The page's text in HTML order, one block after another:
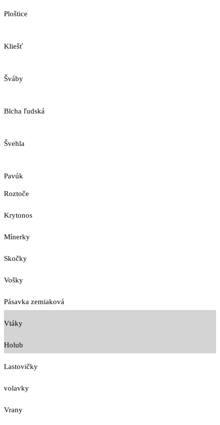
Ploštice
Kliešť
Šváby
Blcha ľudská
Švehla
Pavúk
Roztoče
Krytonos
Mínerky
Skočky
Vošky
Pásavka zemiaková
Vtáky
Holub
Lastovičky
volavky
Vrany